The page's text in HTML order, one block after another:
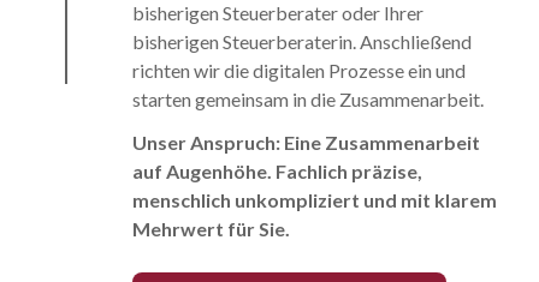
bisherigen Steuerberater oder Ihrer
bisherigen Steuerberaterin. Anschließend
richten wir die digitalen Prozesse ein und
starten gemeinsam in die Zusammenarbeit.
Unser Anspruch: Eine Zusammenarbeit
auf Augenhöhe. Fachlich präzise,
menschlich unkompliziert und mit klarem
Mehrwert für Sie.